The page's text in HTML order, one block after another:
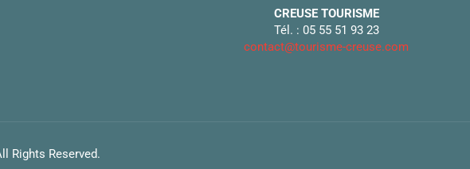
CREUSE TOURISME
Tél. : 05 55 51 93 23
contact@tourisme-creuse.com
Rights Reserved.